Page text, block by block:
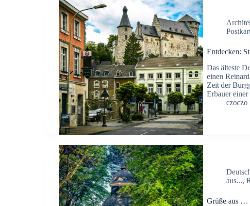
Entdecken:
Das älteste
einen
Zeit der
Erbauer
czoczo
aus...,
Grüße aus …